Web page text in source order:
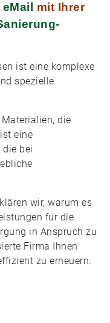
eMail
mit Ihrer
ist eine komplexe
spezielle
die
eine
bei
wir, warum es
für die
in Anspruch zu
Firma Ihnen
zu erneuern.